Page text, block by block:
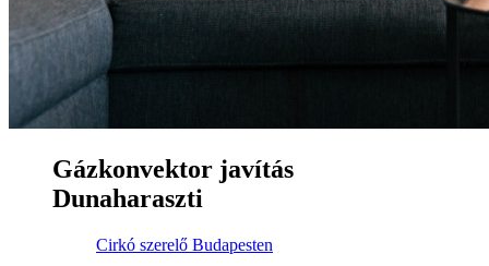
Gázkonvektor javítás
Dunaharaszti
Cirkó szerelő Budapesten